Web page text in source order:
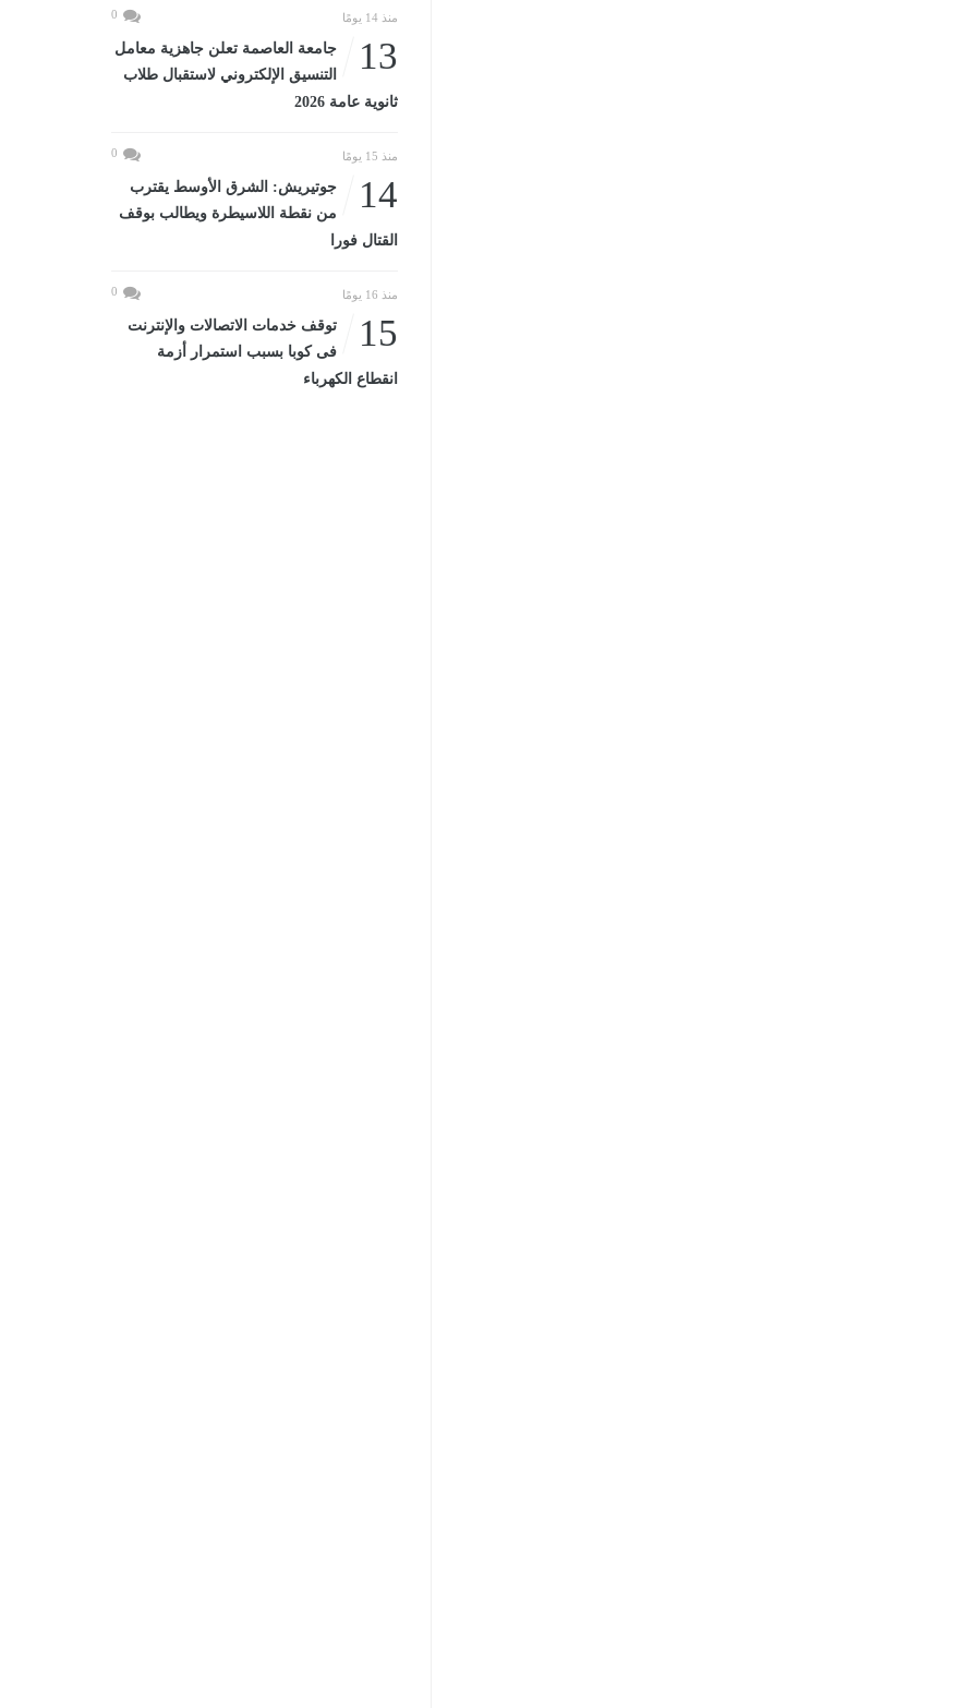
منذ 14 يومًا 0
13
جامعة العاصمة تعلن جاهزية معامل
التنسيق الإلكتروني لاستقبال طلاب
ثانوية عامة 2026
منذ 15 يومًا 0
14
جوتيريش: الشرق الأوسط يقترب
من نقطة اللاسيطرة ويطالب بوقف
القتال فورا
منذ 16 يومًا 0
15
توقف خدمات الاتصالات والإنترنت
فى كوبا بسبب استمرار أزمة
انقطاع الكهرباء